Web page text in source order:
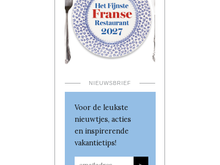
NIEUWSBRIEF
Voor de leukste
nieuwtjes, acties
en inspirerende
vakantietips!